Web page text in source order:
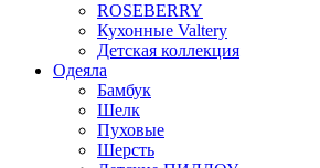
ROSEBERRY
Кухонные Valtery
Детская коллекция
Одеяла
Бамбук
Шелк
Пуховые
Шерсть